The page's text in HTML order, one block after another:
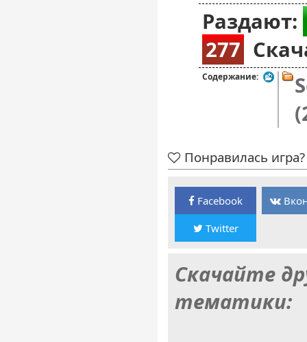
Раздают:
277
Содержание:
Понравилась
Facebook
Twitter
Скачайте
тематики: